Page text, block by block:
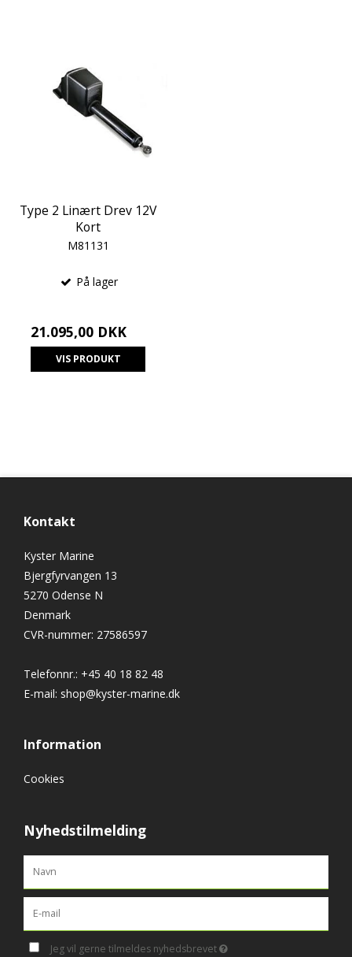
Type 2 Linært Drev 12V
Kort
M81131
På lager
21.095,00 DKK
VIS PRODUKT
Kontakt
Kyster Marine
Bjergfyrvangen 13
5270 Odense N
Denmark
CVR-nummer: 27586597
Telefonnr.: +45 40 18 82 48
E-mail: shop@kyster-marine.dk
Information
Cookies
Nyhedstilmelding
Jeg vil gerne tilmeldes nyhedsbrevet